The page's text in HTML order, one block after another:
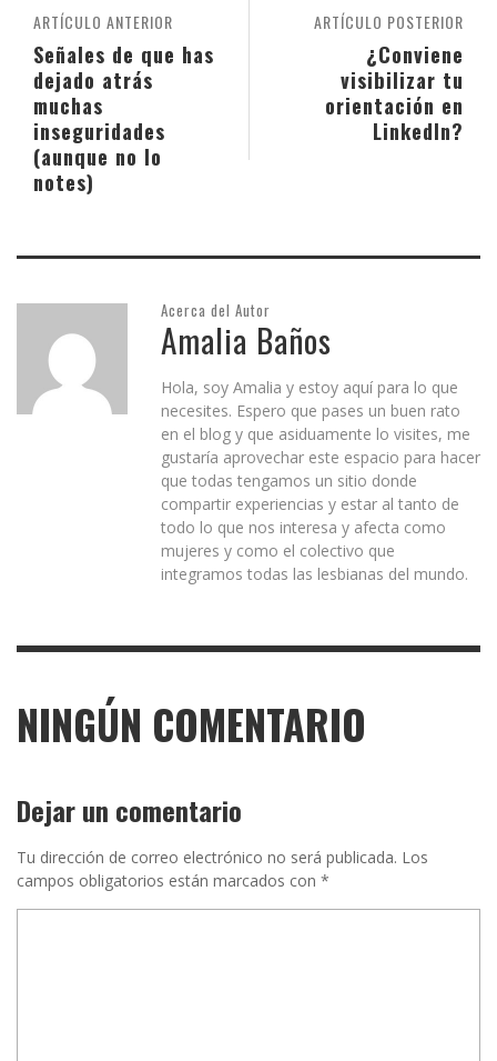
ARTÍCULO POSTERIOR
¿Conviene
visibilizar tu
orientación en
LinkedIn?
ARTÍCULO ANTERIOR
Señales de que has
dejado atrás
muchas
inseguridades
(aunque no lo
notes)
Acerca del Autor
Amalia Baños
Hola, soy Amalia y estoy aquí para lo que
necesites. Espero que pases un buen rato
en el blog y que asiduamente lo visites, me
gustaría aprovechar este espacio para hacer
que todas tengamos un sitio donde
compartir experiencias y estar al tanto de
todo lo que nos interesa y afecta como
mujeres y como el colectivo que
integramos todas las lesbianas del mundo.
NINGÚN COMENTARIO
Dejar un comentario
Tu dirección de correo electrónico no será publicada. Los
campos obligatorios están marcados con *